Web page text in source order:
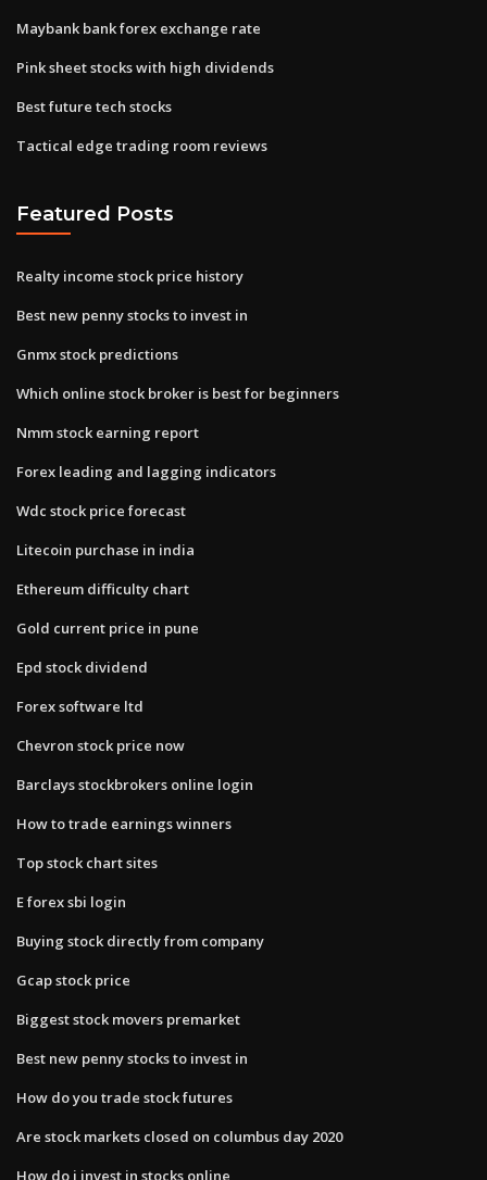
Maybank bank forex exchange rate
Pink sheet stocks with high dividends
Best future tech stocks
Tactical edge trading room reviews
Featured Posts
Realty income stock price history
Best new penny stocks to invest in
Gnmx stock predictions
Which online stock broker is best for beginners
Nmm stock earning report
Forex leading and lagging indicators
Wdc stock price forecast
Litecoin purchase in india
Ethereum difficulty chart
Gold current price in pune
Epd stock dividend
Forex software ltd
Chevron stock price now
Barclays stockbrokers online login
How to trade earnings winners
Top stock chart sites
E forex sbi login
Buying stock directly from company
Gcap stock price
Biggest stock movers premarket
Best new penny stocks to invest in
How do you trade stock futures
Are stock markets closed on columbus day 2020
How do i invest in stocks online